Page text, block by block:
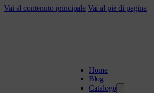
Vai al contenuto principale Vai al piè di pagina
Home
Blog
Catalogo